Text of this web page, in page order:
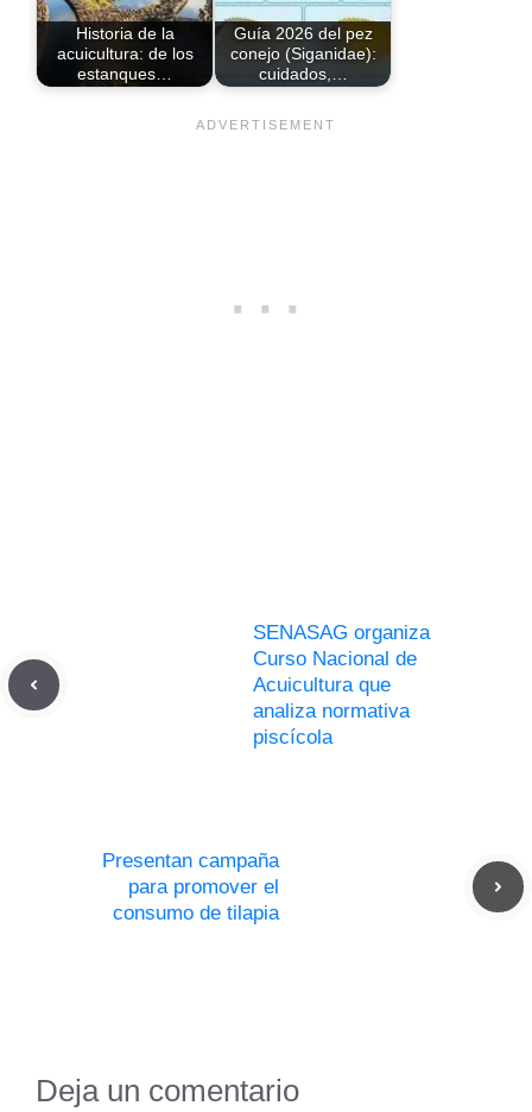
Historia de la
acuicultura: de los
estanques…
Guía 2026 del pez
conejo (Siganidae):
cuidados,…
SENASAG organiza
Curso Nacional de
Acuicultura que
analiza normativa
piscícola
Presentan campaña
para promover el
consumo de tilapia
Deja un comentario